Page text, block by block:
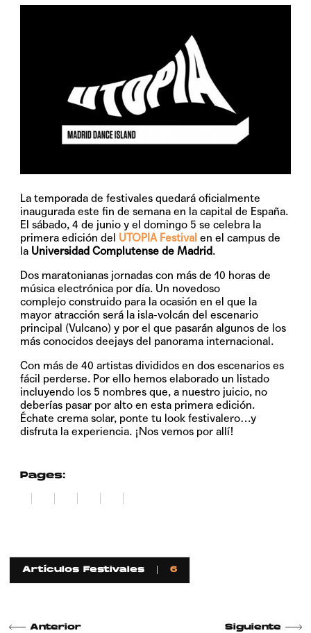
La temporada de festivales quedará oficialmente
inaugurada este fin de semana en la capital de España.
Elsábado, 4 de junio y eldomingo 5 se celebra la
primera edición del UTOPIA Festival en el campus de
la Universidad Complutense de Madrid.
Dos maratonianas jornadas con más de 10 horas de
música electrónica por día. Un novedoso
complejo construido para la ocasión en el que la
mayor atracción será la isla-volcán del escenario
principal (Vulcano) y por el que pasarán algunos de los
más conocidos deejays del panorama internacional.
Con más de 40 artistas divididos en dos escenarios es
fácil perderse. Por ello hemos elaborado un listado
incluyendo los 5 nombres que, a nuestro juicio, no
deberías pasar por alto en esta primera edición.
Échate crema solar, ponte tu look festivalero…y
disfruta la experiencia. ¡Nos vemos por allí!
Pages:
1 2 3 4 5
Artículos Festivales 6
Anterior Siguiente